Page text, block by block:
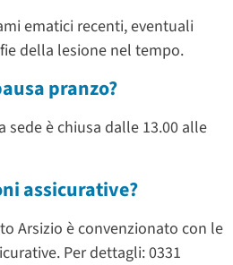
ematici recenti, eventuali
della lesione nel tempo.
pranzo?
sede è chiusa dalle 13.00 alle
assicurative?
Arsizio è convenzionato con le
Per dettagli: 0331